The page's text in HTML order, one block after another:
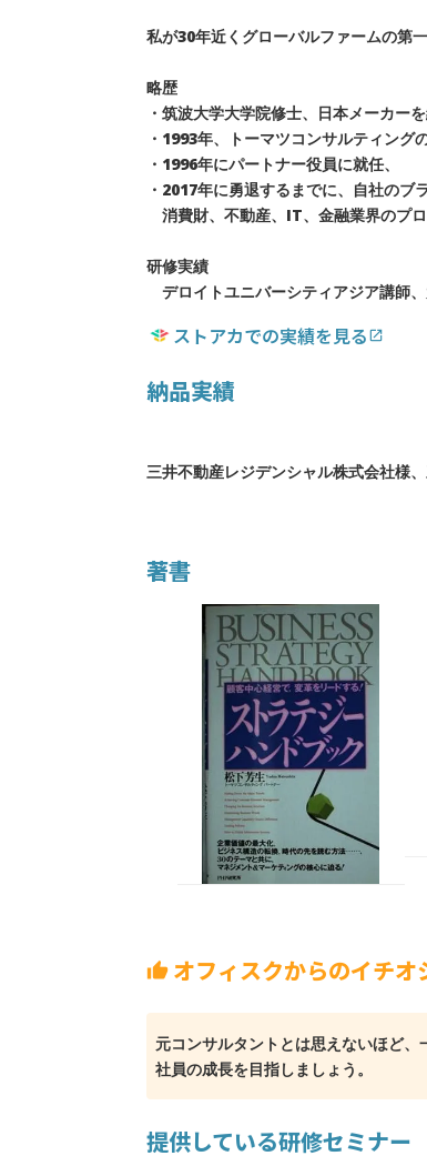
私が30年近くグローバルファームの第
略歴
・筑波大学大学院修士、日本メーカー
・1993年、トーマツコンサルティング
・1996年にパートナー役員に就任、
・2017年に勇退するまでに、自社の
消費財、不動産、IT、金融業界のプ
研修実績
デロイトユニバーシティアジア講師
ストアカでの実績を見る open_in_new
納品実績
三井不動産レジデンシャル株式会社様
著書
thumb_up オフィスクからのイチオ
元コンサルタントとは思えないほど
社員の成長を目指しましょう。
提供している研修セミナー